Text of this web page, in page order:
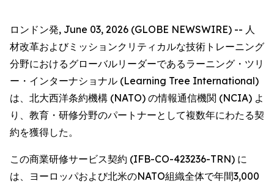
ロンドン発, June 03, 2026 (GLOBE NEWSWIRE) -- 人
材改革およびミッションクリティカルな技術トレーニング
分野におけるグローバルリーダーであるラーニング・ツリ
ー・インターナショナル (Learning Tree International)
は、北大西洋条約機構 (NATO) の情報通信機関 (NCIA) よ
り、教育・研修分野のパートナーとして複数年にわたる契
約を獲得した。
この商業研修サービス契約 (IFB-CO-423236-TRN) に
は、ヨーロッパおよび北米のNATO組織全体で年間3,000